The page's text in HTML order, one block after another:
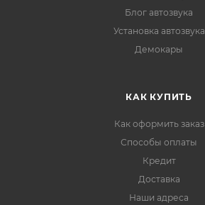
Блог автозвука
Установка автозвука
Демокары
КАК КУПИТЬ
Как оформить заказ
Способы оплаты
Кредит
Доставка
Наши адреса